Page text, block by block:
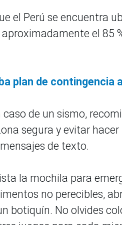
el Perú se encuentra
el 85
plan de contingencia
de un sismo,
segura y evitar
de texto.
la mochila para
no perecibles,
botiquín. No olvides